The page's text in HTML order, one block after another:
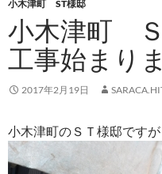
小木津町 ST様邸
小木津町
工事始まり
2017年2月19日
小木津町のＳＴ様邸です